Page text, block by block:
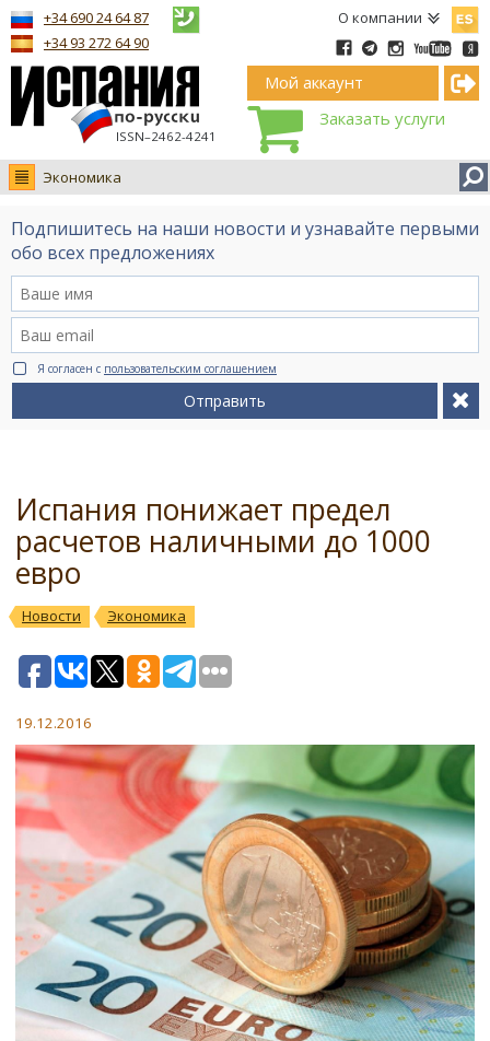
О компании
ISSN–2462-4241
+34 690 24 64 87
+34 93 272 64 90
Мой аккаунт
Заказать услуги
Экономика
Новости
Интервью
Видео Ruso.TV
BCN life
Сервис на немецком
Подпишитесь на наши новости и узнавайте первыми
обо всех предложениях
Я согласен с пользовательским соглашением
Отправить
Испания понижает предел
расчетов наличными до 1000
евро
Новости Экономика
19.12.2016